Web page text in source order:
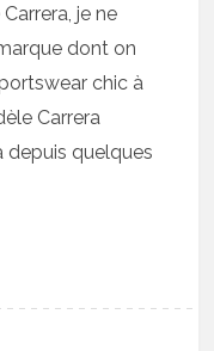
je ne
dont on
chic à
Carrera
depuis quelques